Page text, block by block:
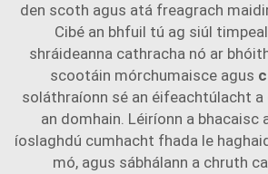
den scoth agus atá freagrach
Cibé an bhfuil tú ag siúl
shráideanna cathracha nó ar
scootáin mórchumaisce agus
soláthraíonn sé an éifeachtúlacht
an domhain. Léiríonn a bhacaisc
íoslaghdú cumhacht fhada le
mó, agus sábhálann a chruth